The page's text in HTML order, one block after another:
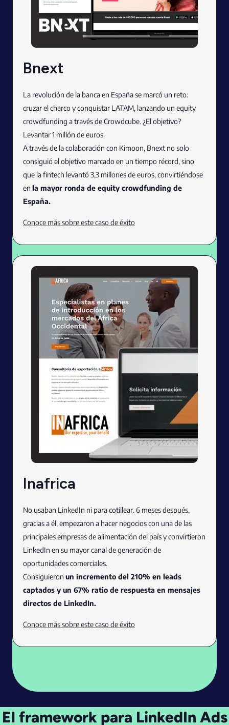
Bnext
La revolución de la banca en España se marcó un reto:
cruzar el charco y conquistar LATAM, lanzando un equity
crowdfunding a través de Crowdcube. ¿El objetivo?
Levantar 1 millón de euros.
A través de la colaboración con Kimoon, Bnext no solo
consiguió el objetivo marcado en un tiempo récord, sino
que la fintech levantó 3,3 millones de euros, convirtiéndose
en la mayor ronda de equity crowdfunding de
España.
Conoce más sobre este caso de éxito
Inafrica
No usaban LinkedIn ni para cotillear. 6 meses después,
gracias a él, empezaron a hacer negocios con una de las
principales empresas de alimentación del país y convirtieron
LinkedIn ​​en su mayor canal de generación de
oportunidades comerciales.
Consiguieron un incremento del 210% en leads
captados y un 67% ratio de respuesta en mensajes
directos de LinkedIn.
Conoce más sobre este caso de éxito
El framework para LinkedIn Ads